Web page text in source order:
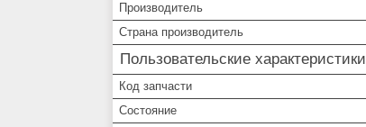
Производитель
Страна производитель
Пользовательские характеристики
Код запчасти
Состояние